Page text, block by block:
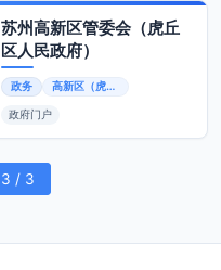
苏州高新区管委会（虎丘
区人民政府）
政务 高新区（虎丘区）
政府门户
3 / 3